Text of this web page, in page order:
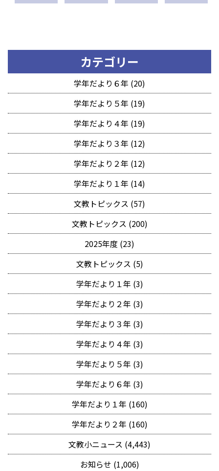
カテゴリー
学年だより６年 (20)
学年だより５年 (19)
学年だより４年 (19)
学年だより３年 (12)
学年だより２年 (12)
学年だより１年 (14)
文教トピックス (57)
文教トピックス (200)
2025年度 (23)
文教トピックス (5)
学年だより１年 (3)
学年だより２年 (3)
学年だより３年 (3)
学年だより４年 (3)
学年だより５年 (3)
学年だより６年 (3)
学年だより１年 (160)
学年だより２年 (160)
文教小ニュース (4,443)
お知らせ (1,006)